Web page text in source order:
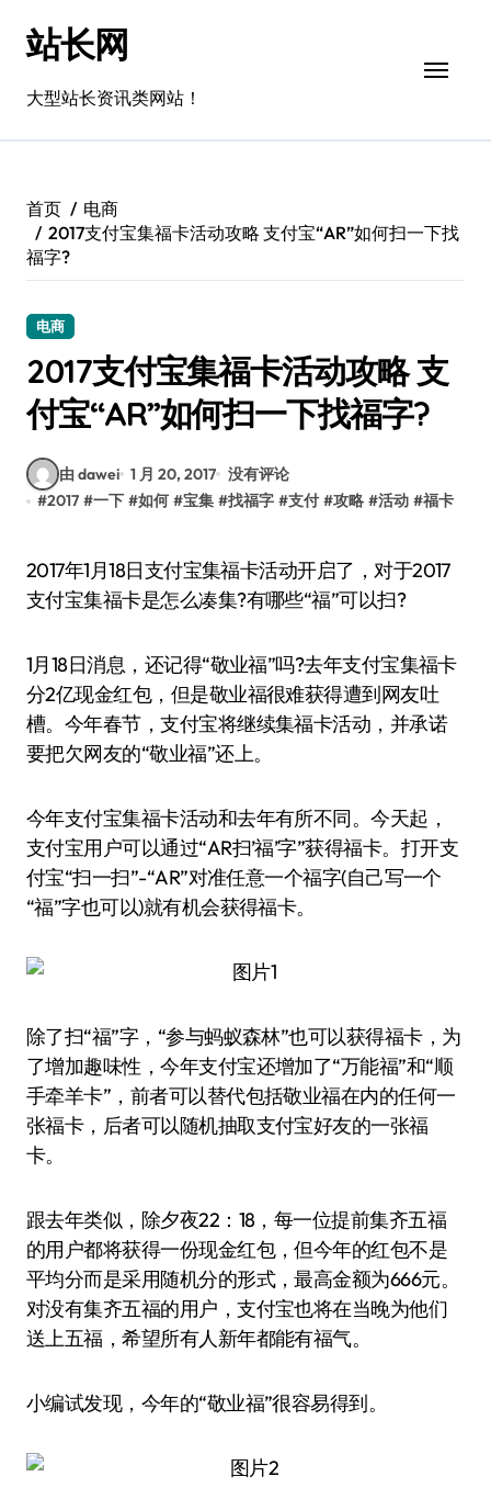
站长网
大型站长资讯类网站！
首页
电商
2017支付宝集福卡活动攻略 支付宝“AR”如何扫一下找
福字?
电商
2017支付宝集福卡活动攻略 支
付宝“AR”如何扫一下找福字?
由 dawei 1 月 20, 2017 没有评论
#2017 #一下 #如何 #宝集 #找福字 #支付 #攻略 #活动 #福卡
2017年1月18日支付宝集福卡活动开启了，对于2017
支付宝集福卡是怎么凑集?有哪些“福”可以扫?
1月18日消息，还记得“敬业福”吗?去年支付宝集福卡
分2亿现金红包，但是敬业福很难获得遭到网友吐
槽。今年春节，支付宝将继续集福卡活动，并承诺
要把欠网友的“敬业福”还上。
今年支付宝集福卡活动和去年有所不同。今天起，
支付宝用户可以通过“AR扫’福’字”获得福卡。打开支
付宝“扫一扫”-“AR”对准任意一个福字(自己写一个
“福”字也可以)就有机会获得福卡。
除了扫“福”字，“参与蚂蚁森林”也可以获得福卡，为
了增加趣味性，今年支付宝还增加了“万能福”和“顺
手牵羊卡”，前者可以替代包括敬业福在内的任何一
张福卡，后者可以随机抽取支付宝好友的一张福
卡。
跟去年类似，除夕夜22：18，每一位提前集齐五福
的用户都将获得一份现金红包，但今年的红包不是
平均分而是采用随机分的形式，最高金额为666元。
对没有集齐五福的用户，支付宝也将在当晚为他们
送上五福，希望所有人新年都能有福气。
小编试发现，今年的“敬业福”很容易得到。